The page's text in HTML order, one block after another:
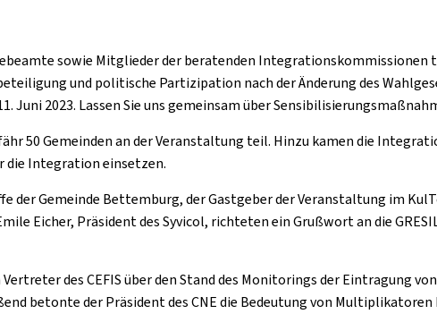
sowie Mitglieder der beratenden Integrationskommissionen
und politische Partizipation nach der Änderung des
Juni 2023. Lassen Sie uns gemeinsam über
50 Gemeinden an der Veranstaltung teil. Hinzu kamen die
die Integration einsetzen.
der Gemeinde Bettemburg, der Gastgeber der Veranstaltung im
Eicher, Präsident des Syvicol, richteten ein Grußwort an die
des CEFIS über den Stand des Monitorings der Eintragung
betonte der Präsident des CNE die Bedeutung von